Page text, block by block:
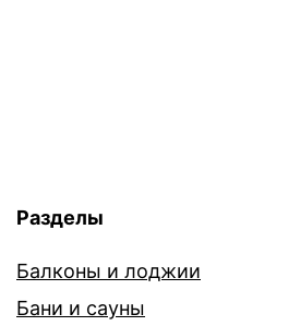
Разделы
Балконы и лоджии
Бани и сауны